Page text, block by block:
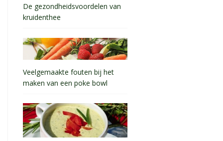
De gezondheidsvoordelen van
kruidenthee
Veelgemaakte fouten bij het
maken van een poke bowl